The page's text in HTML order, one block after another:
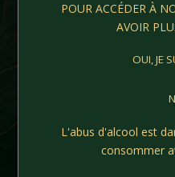
POUR ACCÉDER À
AVOIR
OUI, JE
L'abus d'alcool est
consommer
Your cart is